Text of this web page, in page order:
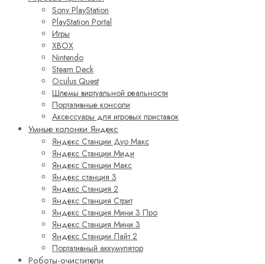
Sony PlayStation
PlayStation Portal
Игры
XBOX
Nintendo
Steam Deck
Oculus Quest
Шлемы виртуальной реальности
Портативные консоли
Аксессуары для игровых приставок
Умные колонки Яндекс
Яндекс Станции Дуо Макс
Яндекс Станции Миди
Яндекс Станции Макс
Яндекс станция 3
Яндекс Станция 2
Яндекс Станция Стрит
Яндекс Станция Мини 3 Про
Яндекс Станция Мини 3
Яндекс Станции Лайт 2
Портативный аккумулятор
Роботы-очистители